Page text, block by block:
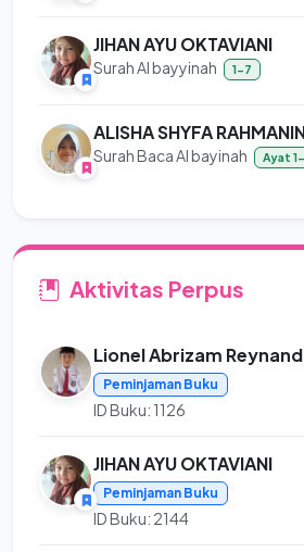
JIHAN AYU OKTAVIANI
Surah Al bayyinah 1-7
ALISHA SHYFA
Surah Baca Al bayinah Ayat
Aktivitas Perpus
Lionel Abrizam
Peminjaman Buku
ID Buku: 1126
JIHAN AYU OKTAVIANI
Peminjaman Buku
ID Buku: 2144